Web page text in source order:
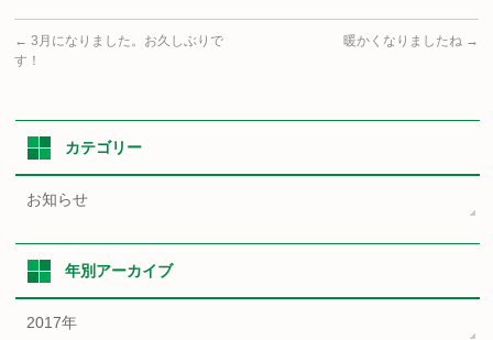
← 3月になりました。お久しぶりで
す！
暖かくなりましたね →
カテゴリー
お知らせ
年別アーカイブ
2017年